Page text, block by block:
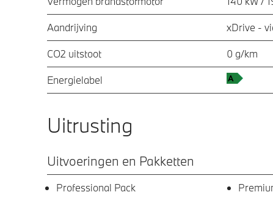
Aandrijving xDrive -
CO2 uitstoot 0 g/km
Energielabel
Uitrusting
Uitvoeringen en Pakketten
Professional Pack